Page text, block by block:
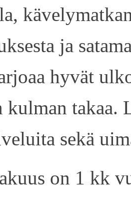
ja
hyvät
kulman
sekä
on 1 kk